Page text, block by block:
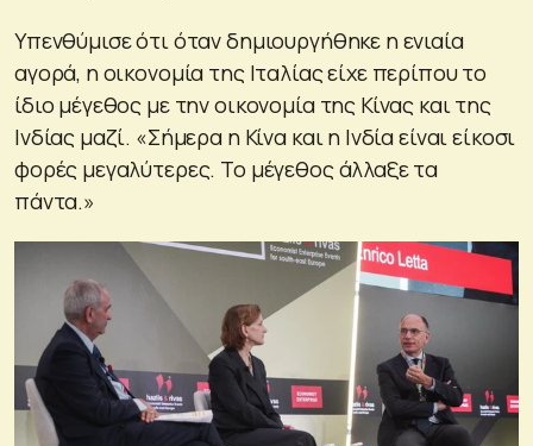
Υπενθύμισε ότι όταν δημιουργήθηκε η ενιαία
αγορά, η οικονομία της Ιταλίας είχε περίπου το
ίδιο μέγεθος με την οικονομία της Κίνας και της
Ινδίας μαζί. «Σήμερα η Κίνα και η Ινδία είναι είκοσι
φορές μεγαλύτερες. Το μέγεθος άλλαξε τα
πάντα.»